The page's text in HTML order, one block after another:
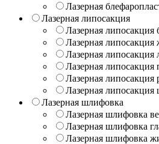
Лазерная
Лазерная липосакция
Лазерная липосакция
Лазерная липосакция
Лазерная липосакция
Лазерная липосакция
Лазерная липосакция
Лазерная липосакция
Лазерная шлифовка
Лазерная шлифовка
Лазерная шлифовка
Лазерная шлифовка